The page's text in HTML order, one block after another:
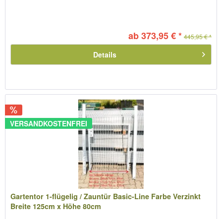
ab 373,95 € * 445,95 € *
Details
VERSANDKOSTENFREI
Gartentor 1-flügelig / Zauntür Basic-Line Farbe Verzinkt
Breite 125cm x Höhe 80cm